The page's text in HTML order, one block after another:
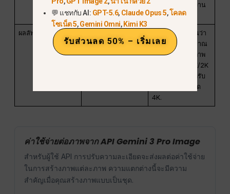
กระบวนการทำงาน
ของภาพ.
ผลลัพธ์ภาพ
เคนภาพ
Google คำนวณว่า
ค่านี้เท่ากับประมาณ
$0.134 สำหรับภาพ
ความละเอียด 1K/2K
และ $0.24 สำหรับ
ภาพความละเอียด
4K.
ค่าใช้จ่ายต่อภาพจาก API Gemini 3 Pro Image
สำหรับผู้ใช้ API การปรับความละเอียดจะส่งผลต่อค่าใช้จ่าย
ในการสร้างภาพแต่ละภาพ ความแตกต่างนี้จะมีความ
สำคัญเมื่อคุณสร้างภาพแบบเป็นชุด.
💬 แชทกับ AI: GPT-5.6, Claude Opus 5,โคลด
โซเน็ต 5,Gemini Omni,Kimi K3
รับส่วนลด 50% – เริ่มเลย